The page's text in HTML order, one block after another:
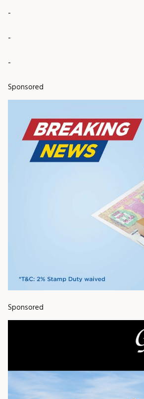
-
-
-
Sponsored
Sponsored